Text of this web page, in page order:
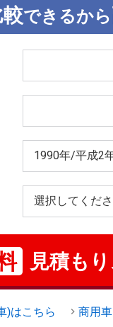
較できるから
見積も
)はこちら 商用